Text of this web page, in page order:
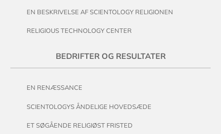
EN BESKRIVELSE AF SCIENTOLOGY RELIGIONEN
RELIGIOUS TECHNOLOGY CENTER
BEDRIFTER OG RESULTATER
EN RENÆSSANCE
SCIENTOLOGYS ÅNDELIGE HOVEDSÆDE
ET SØGÅENDE RELIGIØST FRISTED